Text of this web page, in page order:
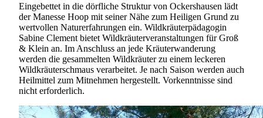
Eingebettet in die dörfliche Struktur von Ockershausen lädt
der Manesse Hoop mit seiner Nähe zum Heiligen Grund zu
wertvollen Naturerfahrungen ein. Wildkräuterpädagogin
Sabine Clement bietet Wildkräuterveranstaltungen für Groß
& Klein an. Im Anschluss an jede Kräuterwanderung
werden die gesammelten Wildkräuter zu einem leckeren
Wildkräuterschmaus verarbeitet. Je nach Saison werden auch
Heilmittel zum Mitnehmen hergestellt. Vorkenntnisse sind
nicht erforderlich.